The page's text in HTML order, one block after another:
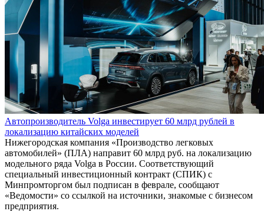
Автопроизводитель Volga инвестирует 60 млрд рублей в
локализацию китайских моделей
Нижегородская компания «Производство легковых
автомобилей» (ПЛА) направит 60 млрд руб. на локализацию
модельного ряда Volga в России. Соответствующий
специальный инвестиционный контракт (СПИК) с
Минпромторгом был подписан в феврале, сообщают
«Ведомости» со ссылкой на источники, знакомые с бизнесом
предприятия.